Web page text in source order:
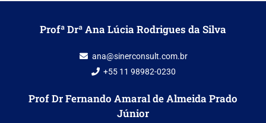
Profª Drª Ana Lúcia Rodrigues da Silva
ana@sinerconsult.com.br
+55 11 98982-0230
Prof Dr Fernando Amaral de Almeida Prado
Júnior